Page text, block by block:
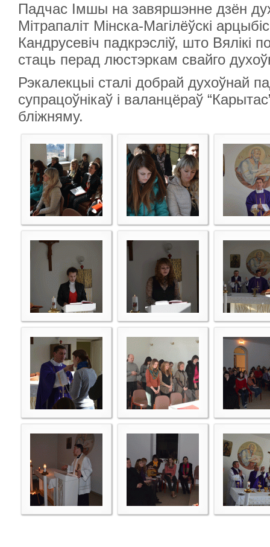
Падчас Імшы на завяршэнне дзён
Мітрапаліт Мінска-Магілёўскі
Кандрусевіч падкрэсліў, што Вялікі
стаць перад люстэркам свайго
Рэкалекцыі сталі добрай духоўнай
супрацоўнікаў і валанцёраў
бліжняму.